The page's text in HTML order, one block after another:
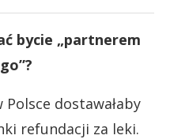
bycie „partnerem
dostawałaby
refundacji za leki.